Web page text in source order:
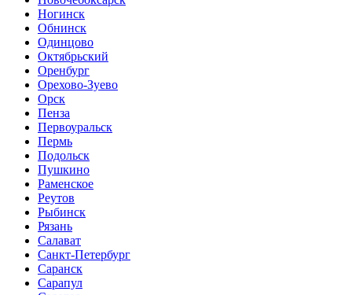
Ногинск
Обнинск
Одинцово
Октябрьский
Оренбург
Орехово-Зуево
Орск
Пенза
Первоуральск
Пермь
Подольск
Пушкино
Раменское
Реутов
Рыбинск
Рязань
Салават
Санкт-Петербург
Саранск
Сарапул